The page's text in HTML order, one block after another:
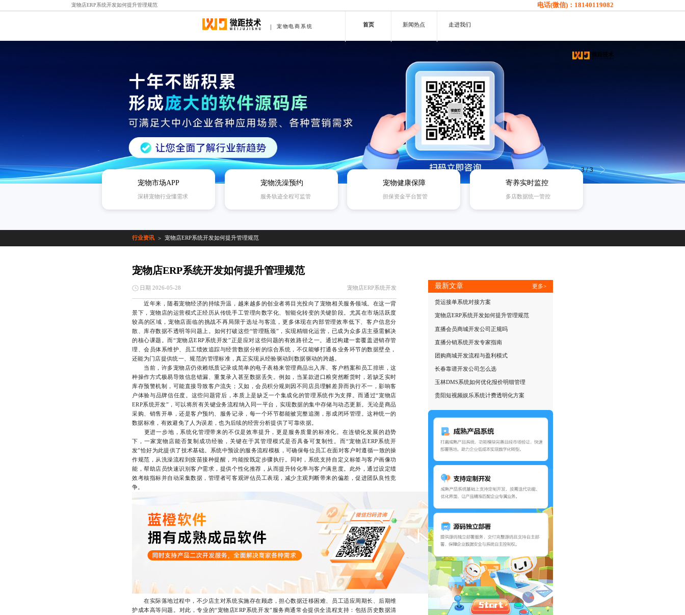
宠物店ERP系统开发如何提升管理规范 电话(微信)： 18140119082
宠物电商系统 首页 新闻热点 走进我们
3/3
宠物市场APP
深耕宠物行业懂需求
宠物洗澡预约
服务轨迹全程可监管
宠物健康保障
担保资金平台暂管
寄养实时监控
多店数据统一管控
行业资讯 > 宠物店ERP系统开发如何提升管理规范
宠物店ERP系统开发如何提升管理规范
日期 2026-05-28 宠物店ERP系统开发
近年来，随着宠物经济的持续升温，越来越多的创业者将目光投向了宠物相关服务领域。在这一背
景下，宠物店的运营模式正经历从传统手工管理向数字化、智能化转变的关键阶段。尤其在市场活跃度
较高的区域，宠物店面临的挑战不再局限于选址与客流，更多体现在内部管理效率低下、客户信息分
散、库存数据不透明等问题上。如何打破这些“管理瓶颈”，实现精细化运营，已成为众多店主亟需解决
的核心课题。而“宠物店ERP系统开发”正是应对这些问题的有效路径之一。通过构建一套覆盖进销存管
理、会员体系维护、员工绩效追踪与经营数据分析的综合系统，不仅能够打通各业务环节的数据壁垒，
还能为门店提供统一、规范的管理标准，真正实现从经验驱动到数据驱动的跨越。
当前，许多宠物店仍依赖纸质记录或简单的电子表格来管理商品出入库、客户档案和员工排班，这
种操作方式极易导致信息错漏、重复录入甚至数据丢失。例如，当某款进口粮突然断货时，若缺乏实时
库存预警机制，可能直接导致客户流失；又如，会员积分规则因不同店员理解差异而执行不一，影响客
户体验与品牌信任度。这些问题背后，本质上是缺乏一个集成化的管理系统作为支撑。而通过“宠物店
ERP系统开发”，可以将所有关键业务流程纳入同一平台，实现数据的集中存储与动态更新。无论是商品
采购、销售开单，还是客户预约、服务记录，每一个环节都能被完整追溯，形成闭环管理。这种统一的
数据标准，有效避免了人为误差，也为后续的经营分析提供了可靠依据。
更进一步地，系统化管理带来的不仅是效率提升，更是服务质量的标准化。在连锁化发展的趋势
下，一家宠物店能否复制成功经验，关键在于其管理模式是否具备可复制性。而“宠物店ERP系统开
发”恰好为此提供了技术基础。系统中预设的服务流程模板，可确保每位员工在面对客户时遵循一致的操
作规范，从洗澡流程到疫苗接种提醒，均能按既定步骤执行。同时，系统支持自定义标签与客户画像功
能，帮助店员快速识别客户需求，提供个性化推荐，从而提升转化率与客户满意度。此外，通过设定绩
效考核指标并自动采集数据，管理者可客观评估员工表现，减少主观判断带来的偏差，促进团队良性竞
争。
在实际落地过程中，不少店主对系统实施存在顾虑，担心数据迁移困难、员工适应周期长、后期维
护成本高等问题。对此，专业的“宠物店ERP系统开发”服务商通常会提供全流程支持：包括历史数据清
最新文章 更多>
货运接单系统对接方案
宠物店ERP系统开发如何提升管理规范
直播会员商城开发公司正规吗
直播分销系统开发专家指南
团购商城开发流程与盈利模式
长春靠谱开发公司怎么选
玉林DMS系统如何优化报价明细管理
贵阳短视频娱乐系统计费透明化方案